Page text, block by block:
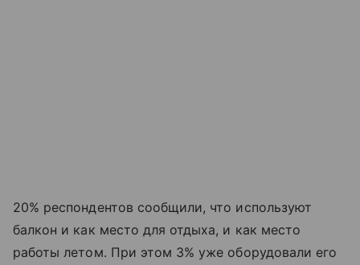
20% респондентов сообщили, что используют
балкон и как место для отдыха, и как место
работы летом. При этом 3% уже оборудовали его